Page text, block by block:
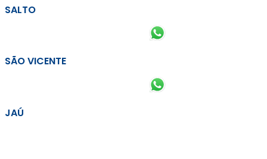
SALTO
SÃO VICENTE
JAÚ